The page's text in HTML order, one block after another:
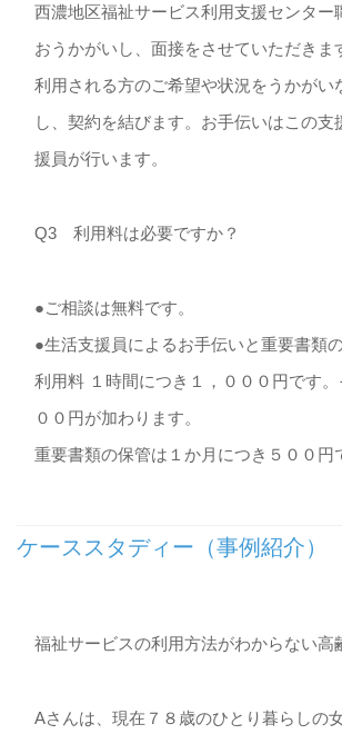
西濃地区福祉サービス利用支援センタ
おうかがいし、面接をさせていただきま
利用される方のご希望や状況をうかが
し、契約を結びます。お手伝いはこの
援員が行います。
Q3 利用料は必要ですか？
●ご相談は無料です。
●生活支援員によるお手伝いと重要書類
利用料 １時間につき１，０００円です
００円が加わります。
重要書類の保管は１か月につき５００円
ケーススタディー（事例紹介）
福祉サービスの利用方法がわからない高
Aさんは、現在７８歳のひとり暮らしの